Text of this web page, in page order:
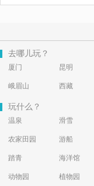
去哪儿玩？
厦门 昆明
峨眉山 西藏
玩什么？
温泉 滑雪
农家田园 游船
踏青 海洋馆
动物园 植物园